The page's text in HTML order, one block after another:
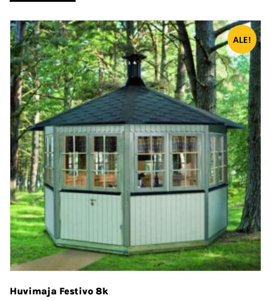
450,00 €. 900,00 €.
ALE!
Huvimaja Festivo 8k